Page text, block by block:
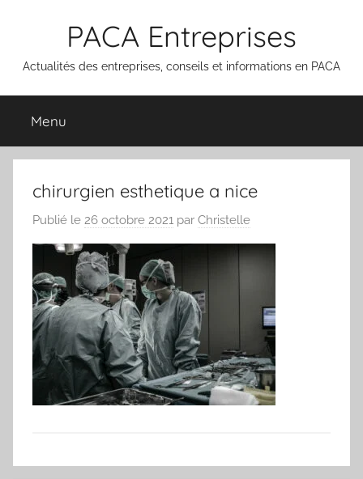
PACA Entreprises
Actualités des entreprises, conseils et informations en PACA
Menu
chirurgien esthetique a nice
Publié le 26 octobre 2021 par Christelle